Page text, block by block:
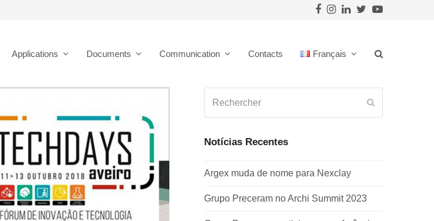
Facebook
Instagram
LinkedIn
Twitter
Applications Documents Communication Contacts Français
Notícias Recentes
Argex muda de nome para Nexclay
Grupo Preceram no Archi Summit 2023